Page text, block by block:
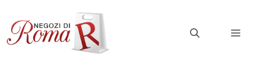
contenuto